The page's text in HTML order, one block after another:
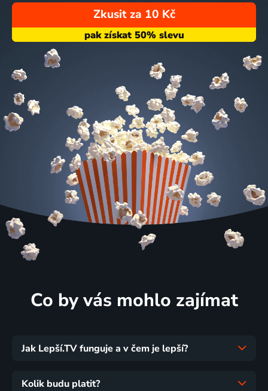
Zkusit za 10 Kč
Co by vás mohlo zajímat
Jak Lepší.TV funguje a v čem je lepší?
Kolik budu platit?